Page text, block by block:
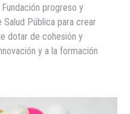
Fundación progreso y
Salud Pública para crear
dotar de cohesión y
y a la formación